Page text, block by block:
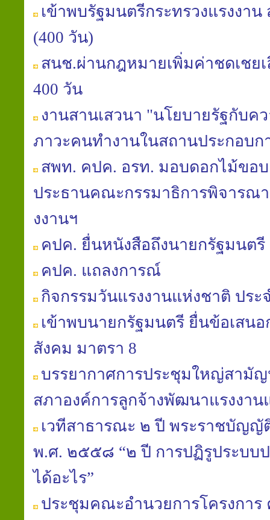
เข้าพบรัฐมนตรีกระทรวงแรงงา
(400 วัน)
สนช.ผ่านกฎหมายเพิ่มค่าชดเชยเ
400 วัน
งานสานเสวนา "นโยบายรัฐกับค
ภาวะคนทำงานในสถานประกอบก
สพท. คปค. อรท. มอบดอกไม้ขอ
ประธานคณะกรรมาธิการพิจารณ
งงานฯ
คปค. ยื่นหนังสือถึงนายกรัฐมนตรี
คปค. แถลงการณ์
กิจกรรมวันแรงงานแห่งชาติ ประ
เข้าพบนายกรัฐมนตรี ยื่นข้อเสนอ
สังคม มาตรา 8
บรรยากาศการประชุมใหญ่สามัญ
สภาองค์การลูกจ้างพัฒนาแรงงาน
เวทีสาธารณะ ๒ ปี พระราชบัญ
พ.ศ. ๒๕๕๘ “๒ ปี การปฏิรูประบบ
ได้อะไร”
ประชุมคณะอำนวยการโครงการ